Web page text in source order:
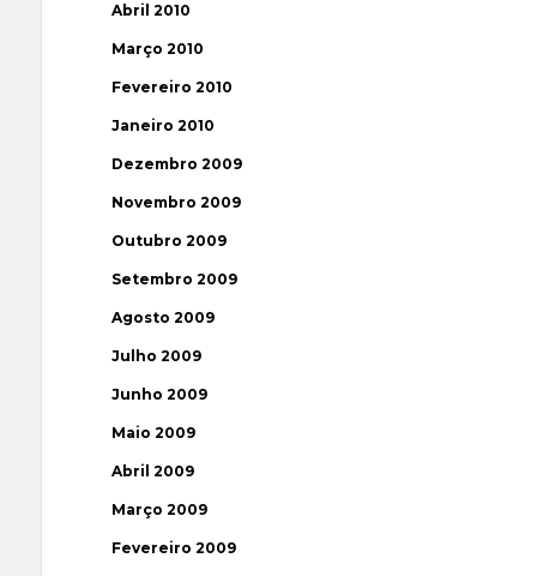
Abril 2010
Março 2010
Fevereiro 2010
Janeiro 2010
Dezembro 2009
Novembro 2009
Outubro 2009
Setembro 2009
Agosto 2009
Julho 2009
Junho 2009
Maio 2009
Abril 2009
Março 2009
Fevereiro 2009